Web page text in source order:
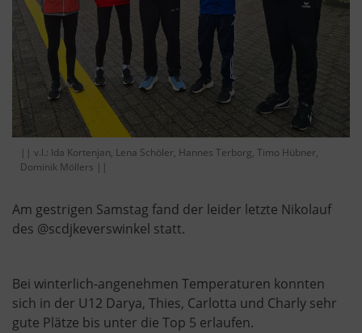
|| v.l.: Ida Kortenjan, Lena Schöler, Hannes Terborg, Timo Hübner,
Dominik Möllers ||
Am gestrigen Samstag fand der leider letzte Nikolauf
des @scdjkeverswinkel statt.
Bei winterlich-angenehmen Temperaturen konnten
sich in der U12 Darya, Thies, Carlotta und Charly sehr
gute Plätze bis unter die Top 5 erlaufen.